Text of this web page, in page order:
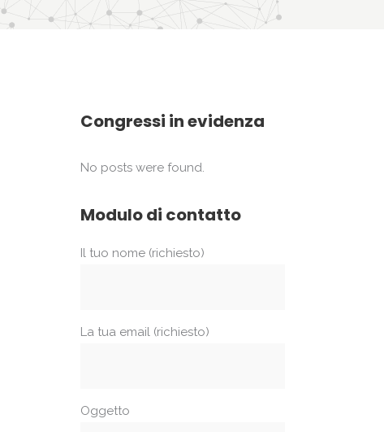
Congressi in evidenza
No posts were found.
Modulo di contatto
Il tuo nome (richiesto)
La tua email (richiesto)
Oggetto